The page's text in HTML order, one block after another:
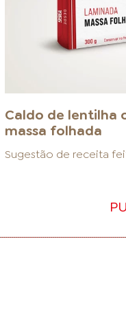
Caldo de lentilha
massa folhada
Sugestão de receita